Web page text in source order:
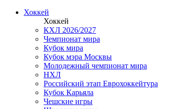
Хоккей
Хоккей
КХЛ 2026/2027
Чемпионат мира
Кубок мира
Кубок мэра Москвы
Молодежный чемпионат мира
НХЛ
Российский этап Еврохоккейтура
Кубок Карьяла
Чешские игры